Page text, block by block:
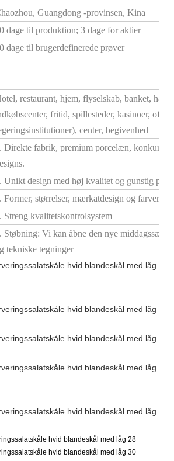
Guangdong -provinsen, Kina
dage til produktion; 3 dage for aktier
dage til brugerdefinerede prøver
restaurant, hjem, flyselskab, banket,
fritid, spillesteder, kasinoer,
center, begivenhed
Direkte fabrik, premium porcelæn,
Unikt design med høj kvalitet og gunstig
Former, størrelser, mærkatdesign og farver
Streng kvalitetskontrolsystem
Støbning: Vi kan åbne den nye middagssæt
tekniske tegninger